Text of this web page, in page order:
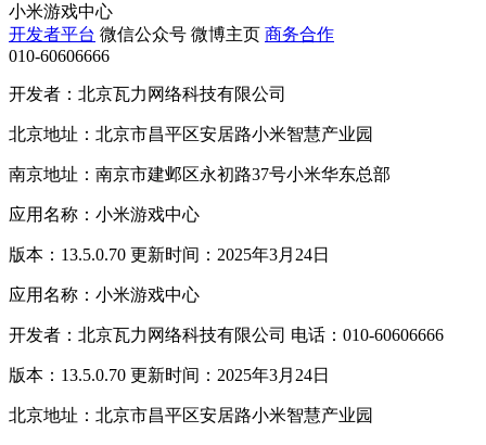
小米游戏中心
开发者平台 微信公众号 微博主页 商务合作
010-60606666
开发者：北京瓦力网络科技有限公司
北京地址：北京市昌平区安居路小米智慧产业园
南京地址：南京市建邺区永初路37号小米华东总部
应用名称：小米游戏中心
版本：13.5.0.70 更新时间：2025年3月24日
应用名称：小米游戏中心
开发者：北京瓦力网络科技有限公司 电话：010-60606666
版本：13.5.0.70 更新时间：2025年3月24日
北京地址：北京市昌平区安居路小米智慧产业园